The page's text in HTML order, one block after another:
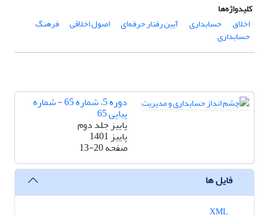
کلیدواژه‌ها
اخلاق
حسابداری آیین رفتار حرفه‌ای اصول اخلاقی فرهنگ
حسابداری
دوره 5، شماره 65 - شماره
پیاپی 65
پاییز جلد دوم
پاییز 1401
صفحه13-20
فایل ها